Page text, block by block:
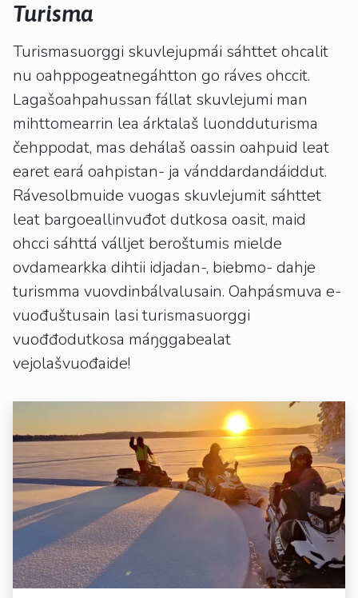
ja
Turisma
Turismasuorggi skuvlejupmái sáhttet ohcalit
nu oahppogeatnegáhtton go ráves ohccit.
Lagašoahpahussan fállat skuvlejumi man
mihttomearrin lea árktalaš luondduturisma
čehppodat, mas dehálaš oassin oahpuid leat
earet eará oahpistan- ja vánddardandáiddut.
Rávesolbmuide vuogas skuvlejumit sáhttet
leat bargoeallinvuđot dutkosa oasit, maid
ohcci sáhttá válljet beroštumis mielde
ovdamearkka dihtii idjadan-, biebmo- dahje
turismma vuovdinbálvalusain. Oahpásmuva e-
vuođuštusain lasi turismasuorggi
vuođđodutkosa máŋggabealat
vejolašvuođaide!